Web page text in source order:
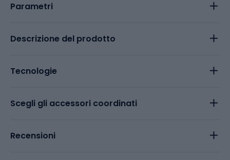
Parametri
Descrizione del prodotto
Tecnologie
Scegli gli accessori coordinati
Recensioni